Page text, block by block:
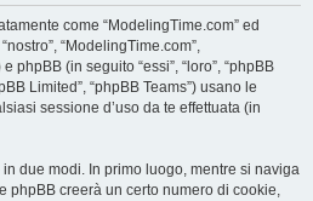
come “ModelingTime.com” ed
“ModelingTime.com”,
phpBB (in seguito “essi”, “loro”, “phpBB
Limited”, “phpBB Teams”) usano le
sessione d’uso da te effettuata (in
due modi. In primo luogo, mentre si naviga
phpBB creerà un certo numero di cookie,